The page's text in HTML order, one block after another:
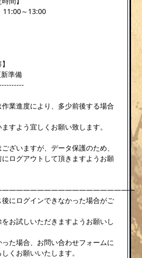
11:00～13:00
準備
作業進度により、多少前後する場合
すよう宜しくお願い致します。
ざいますが、データ保護のため、
にログアウトして頂きますようお願
にログインできなかった場合がご
お試しいただきますようお願いし
た場合、お問い合わせフォームに
くお願いいたします。